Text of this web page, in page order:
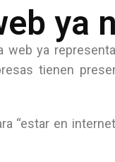
ya
ya
tienen
“estar en